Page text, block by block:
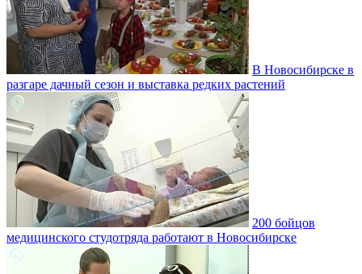
В Новосибирске в
разгаре дачный сезон и выставка редких растений
200 бойцов
медицинского студотряда работают в Новосибирске